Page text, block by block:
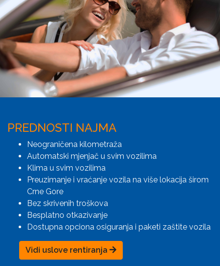
PREDNOSTI NAJMA
Neograničena kilometraža
Automatski mjenjač u svim vozilima
Klima u svim vozilima
Preuzimanje i vraćanje vozila na više lokacija širom
Crne Gore
Bez skrivenih troškova
Besplatno otkazivanje
Dostupna opciona osiguranja i paketi zaštite vozila
Vidi uslove rentiranja